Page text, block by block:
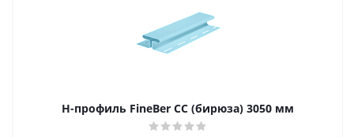
Н-профиль FineBer CC (бирюза) 3050 мм